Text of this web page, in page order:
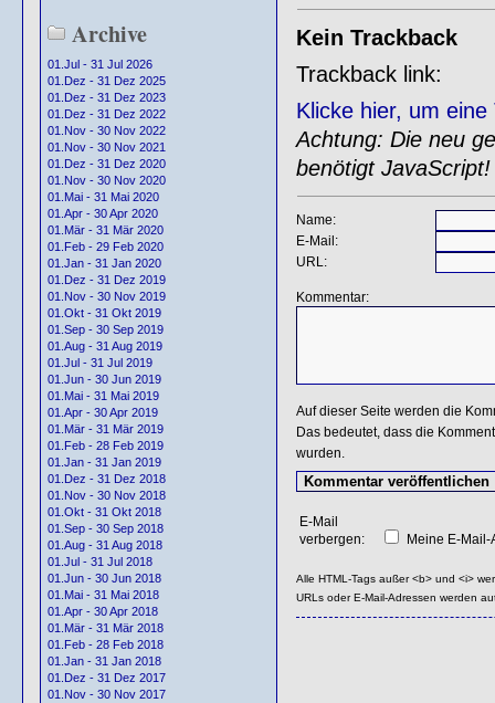
Archive
01.Jul - 31 Jul 2026
01.Dez - 31 Dez 2025
01.Dez - 31 Dez 2023
01.Dez - 31 Dez 2022
01.Nov - 30 Nov 2022
01.Nov - 30 Nov 2021
01.Dez - 31 Dez 2020
01.Nov - 30 Nov 2020
01.Mai - 31 Mai 2020
01.Apr - 30 Apr 2020
01.Mär - 31 Mär 2020
01.Feb - 29 Feb 2020
01.Jan - 31 Jan 2020
01.Dez - 31 Dez 2019
01.Nov - 30 Nov 2019
01.Okt - 31 Okt 2019
01.Sep - 30 Sep 2019
01.Aug - 31 Aug 2019
01.Jul - 31 Jul 2019
01.Jun - 30 Jun 2019
01.Mai - 31 Mai 2019
01.Apr - 30 Apr 2019
01.Mär - 31 Mär 2019
01.Feb - 28 Feb 2019
01.Jan - 31 Jan 2019
01.Dez - 31 Dez 2018
01.Nov - 30 Nov 2018
01.Okt - 31 Okt 2018
01.Sep - 30 Sep 2018
01.Aug - 31 Aug 2018
01.Jul - 31 Jul 2018
01.Jun - 30 Jun 2018
01.Mai - 31 Mai 2018
01.Apr - 30 Apr 2018
01.Mär - 31 Mär 2018
01.Feb - 28 Feb 2018
01.Jan - 31 Jan 2018
01.Dez - 31 Dez 2017
01.Nov - 30 Nov 2017
Kein Trackback
Trackback link:
Klicke hier, um
Achtung: Die neu
benötigt JavaScript!
Name:
E-Mail:
URL:
Kommentar:
Auf dieser Seite werden die
Das bedeutet, dass die
wurden.
E-Mail
verbergen:
Meine E-
Alle HTML-Tags außer <b> und <i>
URLs oder E-Mail-Adressen werden